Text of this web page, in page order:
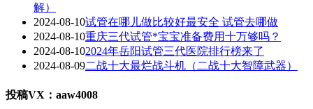
解）
2024-08-10试管在哪儿做比较好最安全 试管去哪做
2024-08-10重庆三代试管*宝宝准备费用十万够吗？
2024-08-102024年岳阳试管三代医院排行榜来了
2024-08-09二战十大最烂战斗机（二战十大智障武器）
投稿VX：aaw4008